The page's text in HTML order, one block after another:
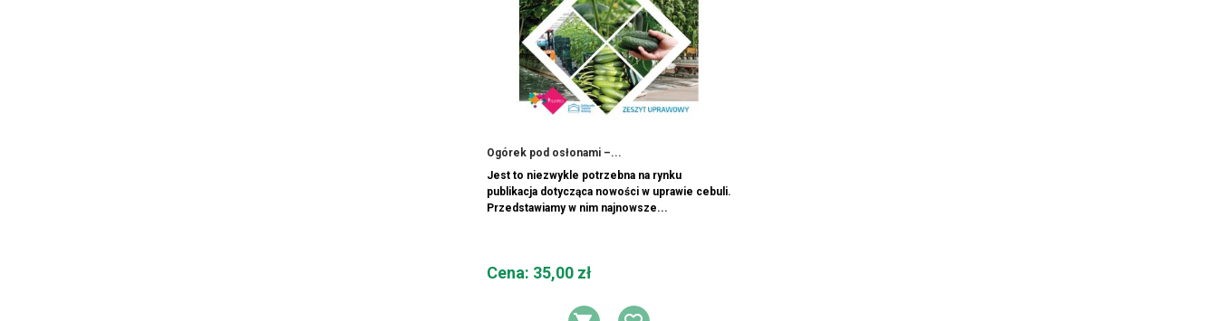
Ogórek pod osłonami –...
Jest to niezwykle potrzebna na rynku
publikacja dotycząca nowości w uprawie cebuli.
Przedstawiamy w nim najnowsze...
Cena
Cena: 35,00 zł